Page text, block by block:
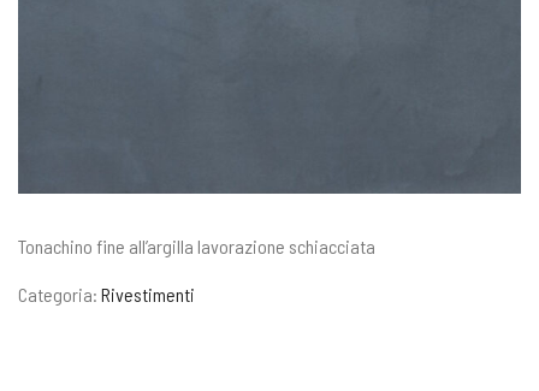
Tonachino fine all’argilla lavorazione schiacciata
Categoria: Rivestimenti